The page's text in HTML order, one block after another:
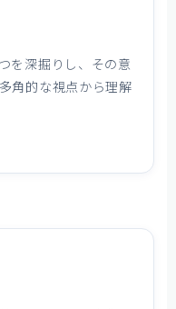
を深掘りし、その意
角的な視点から理解